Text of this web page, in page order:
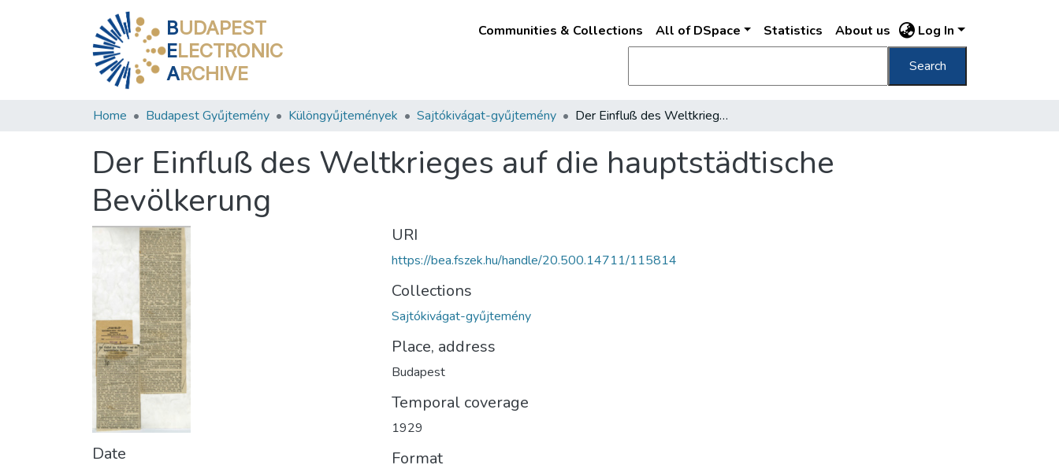
BUDAPEST
ELECTRONIC
ARCHIVE
Communities & Collections All of DSpace Statistics About us Log In
Search
Home Budapest Gyűjtemény Különgyűjtemények Sajtókivágat-gyűjtemény Der Einfluß des Weltkrieges auf die hauptstädtische Bevölkerung
Der Einfluß des Weltkrieges auf die hauptstädtische
Bevölkerung
Date
URI
https://bea.fszek.hu/handle/20.500.14711/115814
Collections
Sajtókivágat-gyűjtemény
Place, address
Budapest
Temporal coverage
1929
Format